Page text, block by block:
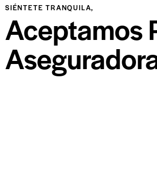
SIÉNTETE TRANQUILA,
Aceptamos